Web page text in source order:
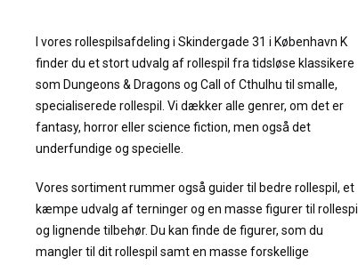
I vores rollespilsafdeling i Skindergade 31 i København K
finder du et stort udvalg af rollespil fra tidsløse klassikere
som Dungeons & Dragons og Call of Cthulhu til smalle,
specialiserede rollespil. Vi dækker alle genrer, om det er
fantasy, horror eller science fiction, men også det
underfundige og specielle.
Vores sortiment rummer også guider til bedre rollespil, et
kæmpe udvalg af terninger og en masse figurer til rollespil
og lignende tilbehør. Du kan finde de figurer, som du
mangler til dit rollespil samt en masse forskellige